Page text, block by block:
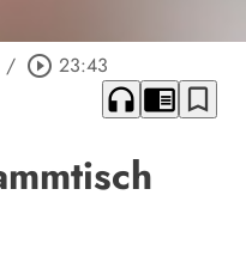
/ play_circle_outline 23:43
headphones chrome_reader_mode bookmark_border